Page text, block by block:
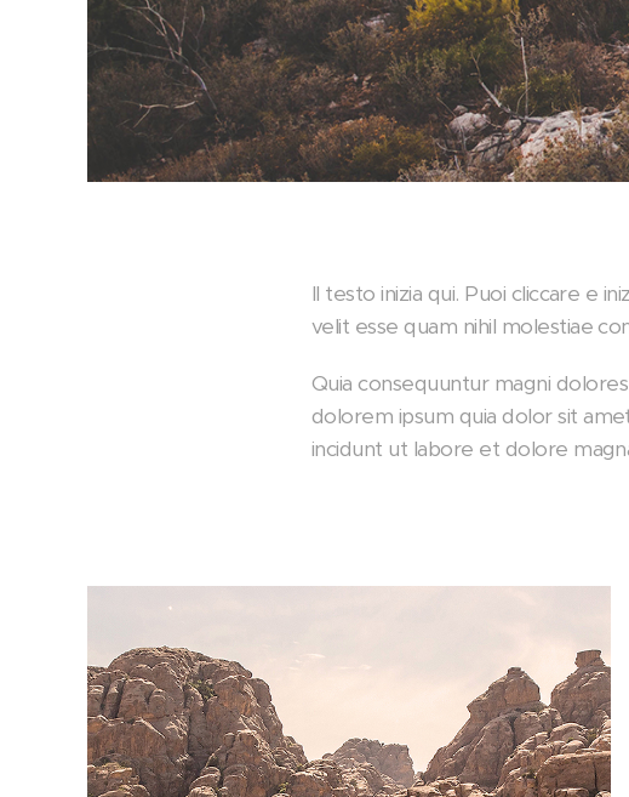
Il testo inizia qui. Puoi cliccare e
velit esse quam nihil molestiae
Quia consequuntur magni
dolorem ipsum quia dolor sit
incidunt ut labore et dolore